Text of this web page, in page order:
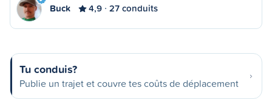
Buck 4,9 27 conduits
Tu conduis?
Publie un trajet et couvre tes coûts de déplacement